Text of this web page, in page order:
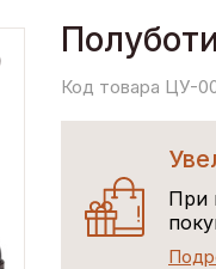
Код товара ЦУ-
При